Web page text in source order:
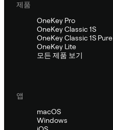
제품
OneKey Pro
OneKey Classic 1S
OneKey Classic 1S Pure
OneKey Lite
모든 제품 보기
앱
macOS
Windows